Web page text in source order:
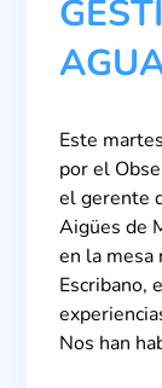
Este
por el
el gerente
Aigües de
en la mesa
Escribano,
Nos han